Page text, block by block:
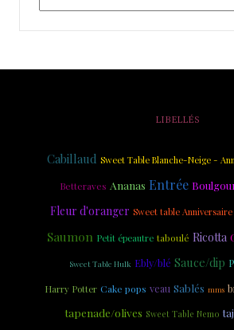
LIBELLÉS
Cabillaud Sweet Table Blanche-Neige -
Betteraves Ananas Entrée
Fleur d'oranger Sweet table
Saumon Petit épeautre taboulé Ricotta
Sweet Table Hulk Ebly/blé Sauce/dip
Harry Potter Cake pops veau Sablés mms
tapenade/olives Sweet Table Nemo